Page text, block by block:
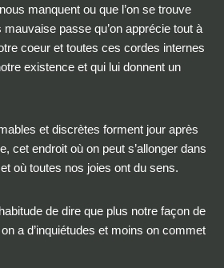
manquent ou que l’on se trouve
passe qu’on apprécie tout à
coeur et toutes ces cordes internes
existence et qui lui donnent un
et discrètes forment jour après
cet endroit où on peut s’allonger dans
où toutes nos joies ont du sens.
de dire que plus notre façon de
a d’inquiétudes et moins on commet